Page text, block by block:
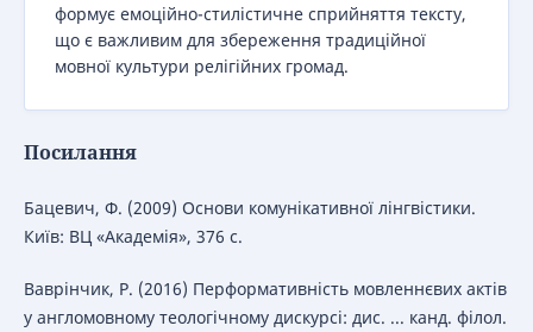
формує емоційно-стилістичне сприйняття тексту,
що є важливим для збереження традиційної
мовної культури релігійних громад.
Посилання
Бацевич, Ф. (2009) Основи комунікативної лінгвістики.
Київ: ВЦ «Академія», 376 с.
Ваврінчик, Р. (2016) Перформативність мовленнєвих актів
у англомовному теологічному дискурсі: дис. ... канд. філол.